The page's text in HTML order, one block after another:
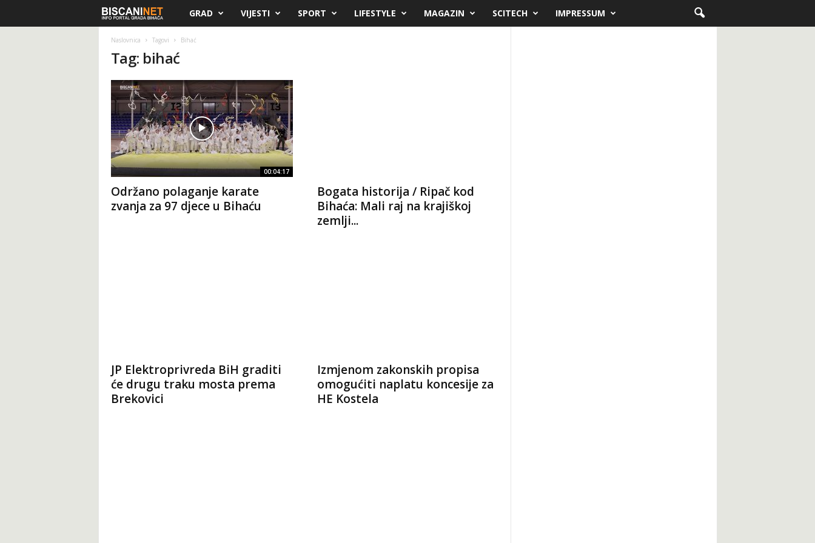
s
c
a
n
GRAD VIJESTI SPORT LIFESTYLE MAGAZIN SCITECH IMPRESSUM
Naslovnica Tagovi Bihać
Tag: bihać
00:04:17
Održano polaganje karate
zvanja za 97 djece u Bihaću
Bogata historija / Ripač kod
Bihaća: Mali raj na krajiškoj
zemlji...
JP Elektroprivreda BiH graditi
će drugu traku mosta prema
Brekovici
Izmjenom zakonskih propisa
omogućiti naplatu koncesije za
HE Kostela